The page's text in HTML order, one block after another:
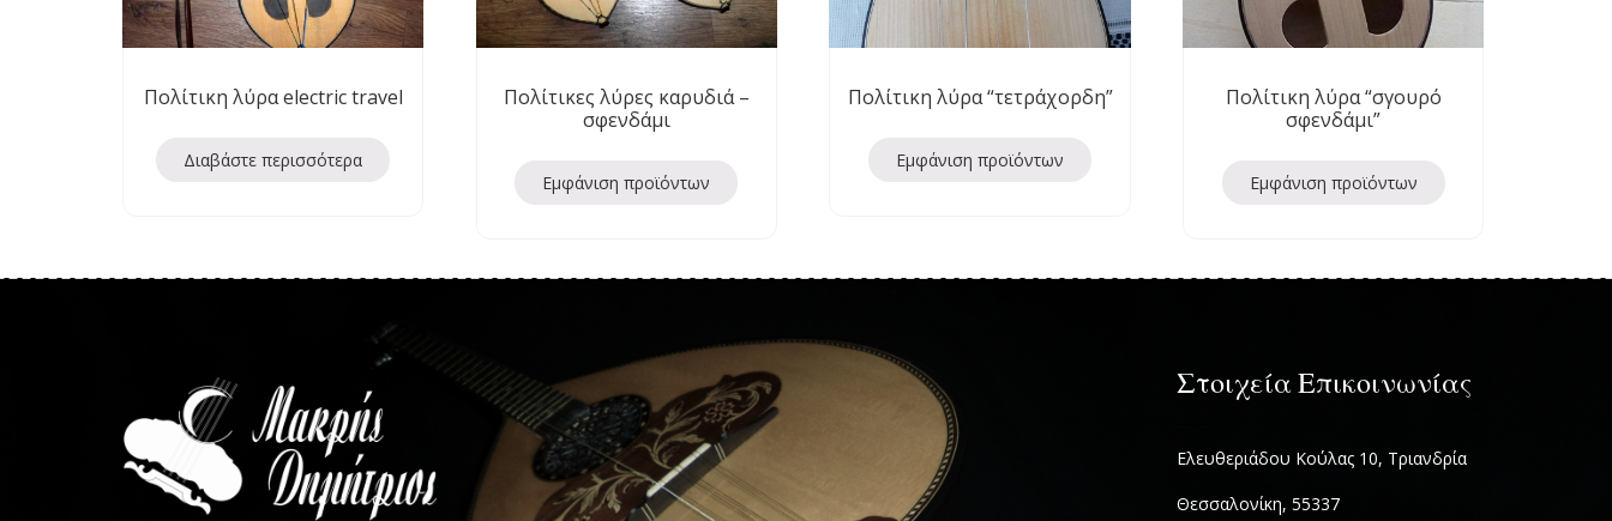
Πολίτικη λύρα electric travel
Διαβάστε περισσότερα
Πολίτικες λύρες καρυδιά –
σφενδάμι
Εμφάνιση προϊόντων
Πολίτικη λύρα “τετράχορδη”
Εμφάνιση προϊόντων
Πολίτικη λύρα “σγουρό
σφενδάμι”
Εμφάνιση προϊόντων
Στοιχεία Επικοινωνίας
Ελευθεριάδου Κούλας 10, Τριανδρία
Θεσσαλονίκη, 55337